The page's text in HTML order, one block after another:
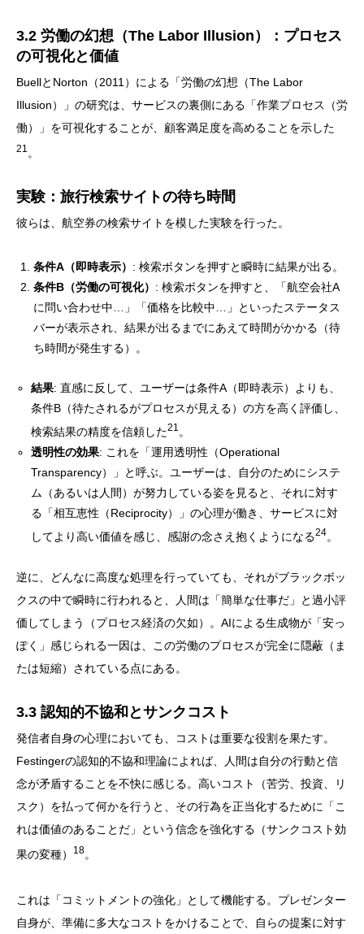
3.2 労働の幻想（The Labor Illusion）：プロセス
の可視化と価値
BuellとNorton（2011）による「労働の幻想（The Labor
Illusion）」の研究は、サービスの裏側にある「作業プロセス（労
働）」を可視化することが、顧客満足度を高めることを示した
21 。
実験：旅行検索サイトの待ち時間
彼らは、航空券の検索サイトを模した実験を行った。
条件A（即時表示） : 検索ボタンを押すと瞬時に結果が出る。
条件B（労働の可視化） : 検索ボタンを押すと、「航空会社A
に問い合わせ中…」「価格を比較中…」といったステータス
バーが表示され、結果が出るまでにあえて時間がかかる（待
ち時間が発生する）。
結果: 直感に反して、ユーザーは条件A（即時表示）よりも、
条件B（待たされるがプロセスが見える）の方を高く評価し、
検索結果の精度を信頼した21 。
透明性の効果: これを「運用透明性（Operational
Transparency）」と呼ぶ。ユーザーは、自分のためにシステ
ム（あるいは人間）が努力している姿を見ると、それに対す
る「相互恵性（Reciprocity）」の心理が働き、サービスに対
してより高い価値を感じ、感謝の念さえ抱くようになる24。
逆に、どんなに高度な処理を行っていても、それがブラックボッ
クスの中で瞬時に行われると、人間は「簡単な仕事だ」と過小評
価してしまう（プロセス経済の欠如）。AIによる生成物が「安っ
ぽく」感じられる一因は、この労働のプロセスが完全に隠蔽（ま
たは短縮）されている点にある。
3.3 認知的不協和とサンクコスト
発信者自身の心理においても、コストは重要な役割を果たす。
Festingerの認知的不協和理論によれば、人間は自分の行動と信
念が矛盾することを不快に感じる。高いコスト（苦労、投資、リ
スク）を払って何かを行うと、その行為を正当化するために「こ
れは価値のあることだ」という信念を強化する（サンクコスト効
果の変種）
18。
これは「コミットメントの強化」として機能する。プレゼンター
自身が、準備に多大なコストをかけることで、自らの提案に対す